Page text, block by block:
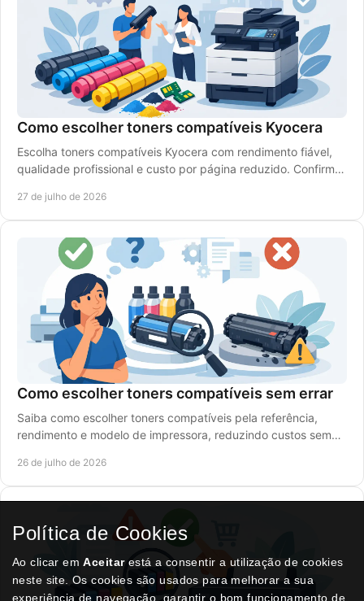
Como escolher toners compatíveis Kyocera
Escolha toners compatíveis Kyocera com rendimento fiável,
qualidade profissional e custo por página reduzido. Confirme
27 de julho de 2026
Como escolher toners compatíveis sem errar
Saiba como escolher toners compatíveis pela referência,
rendimento e modelo de impressora, reduzindo custos sem
26 de julho de 2026
Política de Cookies
Ao clicar emAceitarestá a consentir a utilização de cookies
neste site. Os cookies são usados para melhorar a sua
experiência de navegação, garantir o bom funcionamento de